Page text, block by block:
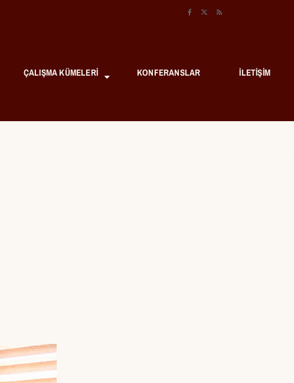
ÇALIŞMA KÜMELERI KONFERANSLAR İLETIŞIM